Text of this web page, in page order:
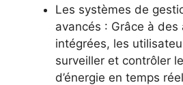
Les systèmes de
avancés : Grâce à des
intégrées, les
surveiller et contrôler
d’énergie en temps